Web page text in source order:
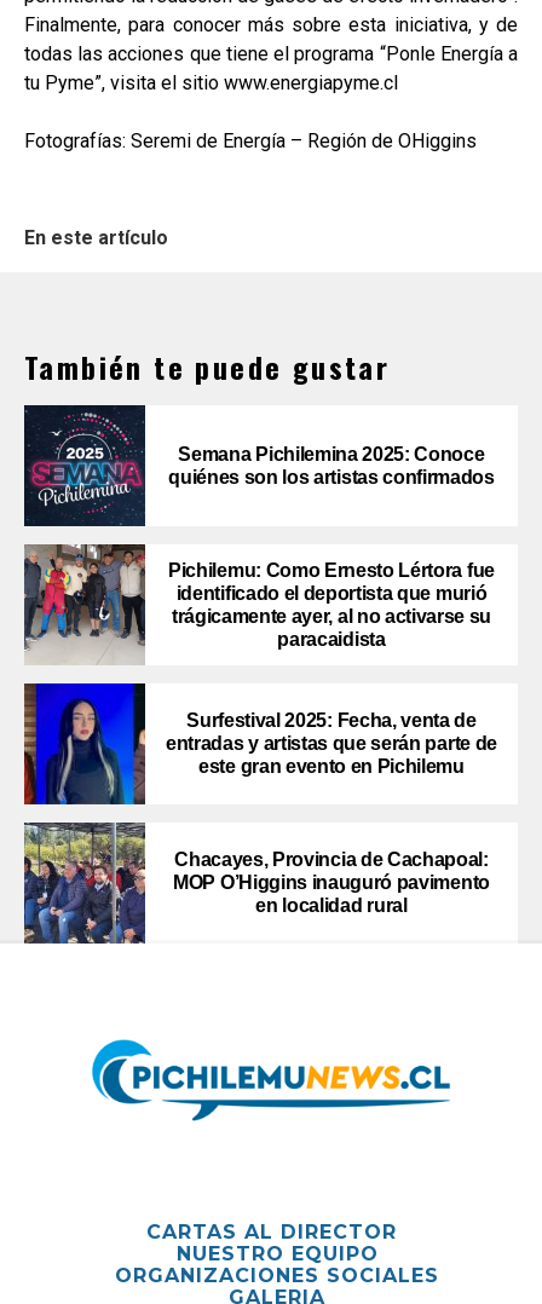
Finalmente, para conocer más sobre esta iniciativa, y de
todas las acciones que tiene el programa “Ponle Energía a
tu Pyme”, visita el sitio www.energiapyme.cl
Fotografías: Seremi de Energía – Región de OHiggins
En este artículo
También te puede gustar
Semana Pichilemina 2025: Conoce
quiénes son los artistas confirmados
Pichilemu: Como Ernesto Lértora fue
identificado el deportista que murió
trágicamente ayer, al no activarse su
paracaidista
Surfestival 2025: Fecha, venta de
entradas y artistas que serán parte de
este gran evento en Pichilemu
Chacayes, Provincia de Cachapoal:
MOP O’Higgins inauguró pavimento
en localidad rural
CARTAS AL DIRECTOR
NUESTRO EQUIPO
ORGANIZACIONES SOCIALES
GALERIA